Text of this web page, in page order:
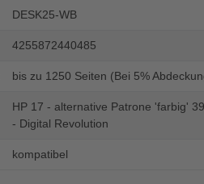
DESK25-WB
4255872440485
bis zu 1250 Seiten (Bei 5%
HP 17 - alternative Patrone 'farbig'
- Digital Revolution
kompatibel